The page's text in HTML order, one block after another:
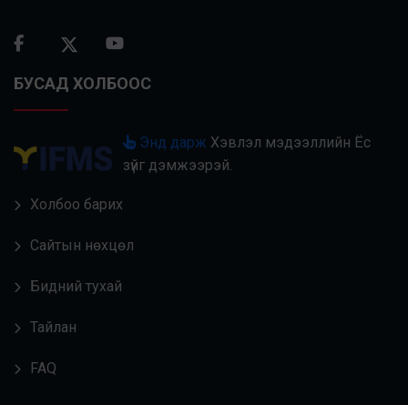
БУСАД ХОЛБООС
Энд дарж Хэвлэл мэдээллийн Ёс
зүйг дэмжээрэй.
Холбоо барих
Сайтын нөхцөл
Бидний тухай
Тайлан
FAQ